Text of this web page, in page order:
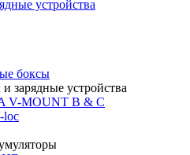
устройства
боксы
зарядные устройства
V-MOUNT B & C
loc